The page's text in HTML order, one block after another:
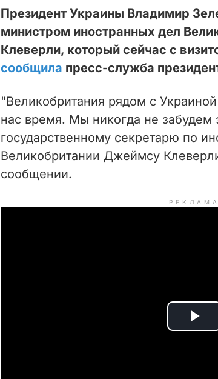
Президент Украины Владимир
министром иностранных дел
Клеверли, который сейчас с
сообщила пресс-служба
"Великобритания рядом с
нас время. Мы никогда не забудем
государственному секретарю по
Великобритании Джеймсу
сообщении.
РЕКЛАМА
P